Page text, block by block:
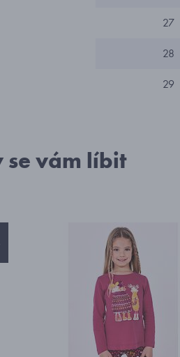
27
28
29
se vám líbit